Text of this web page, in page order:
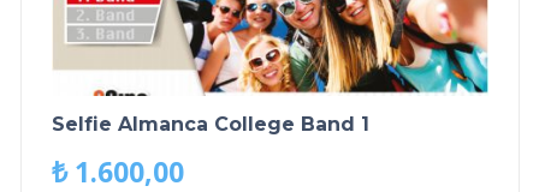
Selfie Almanca College Band 1
₺1.600,00